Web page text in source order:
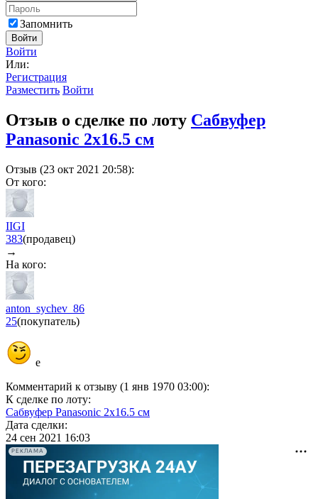
Запомнить
Войти
Войти
Или:
Регистрация
Разместить Войти
Отзыв о сделке по лоту Сабвуфер
Panasonic 2x16.5 см
Отзыв (23 окт 2021 20:58):
От кого:
IIGI
383(продавец)
→
На кого:
anton_sychev_86
25(покупатель)
е
Комментарий к отзыву (1 янв 1970 03:00):
К сделке по лоту:
Сабвуфер Panasonic 2x16.5 см
Дата сделки:
24 сен 2021 16:03
РЕКЛАМА